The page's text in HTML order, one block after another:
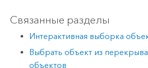
Связанные разделы
Интерактивная выборка
Выбрать объект из
объектов